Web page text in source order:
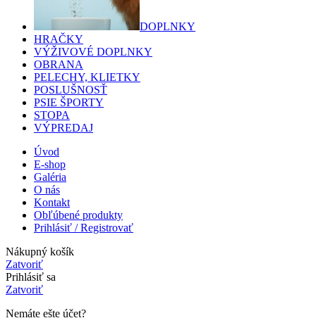
DOPLNKY
HRAČKY
VÝŽIVOVÉ DOPLNKY
OBRANA
PELECHY, KLIETKY
POSLUŠNOSŤ
PSIE ŠPORTY
STOPA
VÝPREDAJ
Úvod
E-shop
Galéria
O nás
Kontakt
Obľúbené produkty
Prihlásiť / Registrovať
Nákupný košík
Zatvoriť
Prihlásiť sa
Zatvoriť
Nemáte ešte účet?